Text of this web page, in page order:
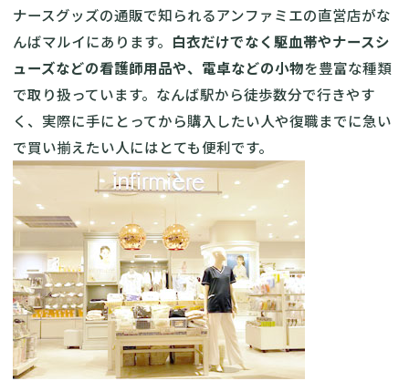
ナースグッズの通販で知られるアンファミエの直営店がな
んばマルイにあります。 白衣だけでなく駆血帯やナースシ
ューズなどの看護師用品や、電卓などの小物を豊富な種類
で取り扱っています。なんば駅から徒歩数分で行きやす
く、実際に手にとってから購入したい人や復職までに急い
で買い揃えたい人にはとても便利です。